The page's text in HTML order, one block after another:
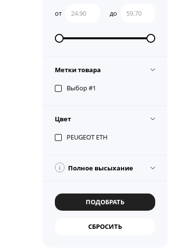
от до
Метки товара
Выбор #1
Цвет
PEUGEOT ETH
i Полное высыхание